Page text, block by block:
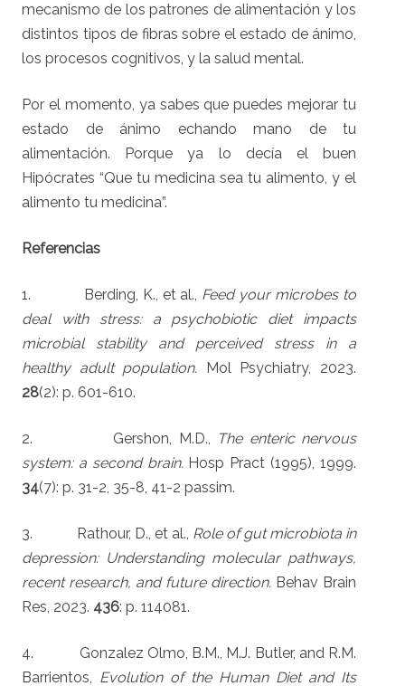
mecanismo de los patrones de alimentación y los
distintos tipos de fibras sobre el estado de ánimo,
los procesos cognitivos, y la salud mental.
Por el momento, ya sabes que puedes mejorar tu
estado de ánimo echando mano de tu
alimentación. Porque ya lo decía el buen
Hipócrates “Que tu medicina sea tu alimento, y el
alimento tu medicina”.
Referencias
1. Berding, K., et al., Feed your microbes to
deal with stress: a psychobiotic diet impacts
microbial stability and perceived stress in a
healthy adult population. Mol Psychiatry, 2023.
28(2): p. 601-610.
2. Gershon, M.D., The enteric nervous
system: a second brain.Hosp Pract (1995), 1999.
34(7): p. 31-2, 35-8, 41-2 passim.
3. Rathour, D., et al., Role of gut microbiota in
depression: Understanding molecular pathways,
recent research, and future direction. Behav Brain
Res, 2023. 436: p. 114081.
4. Gonzalez Olmo, B.M., M.J. Butler, and R.M.
Barrientos, Evolution of the Human Diet and Its